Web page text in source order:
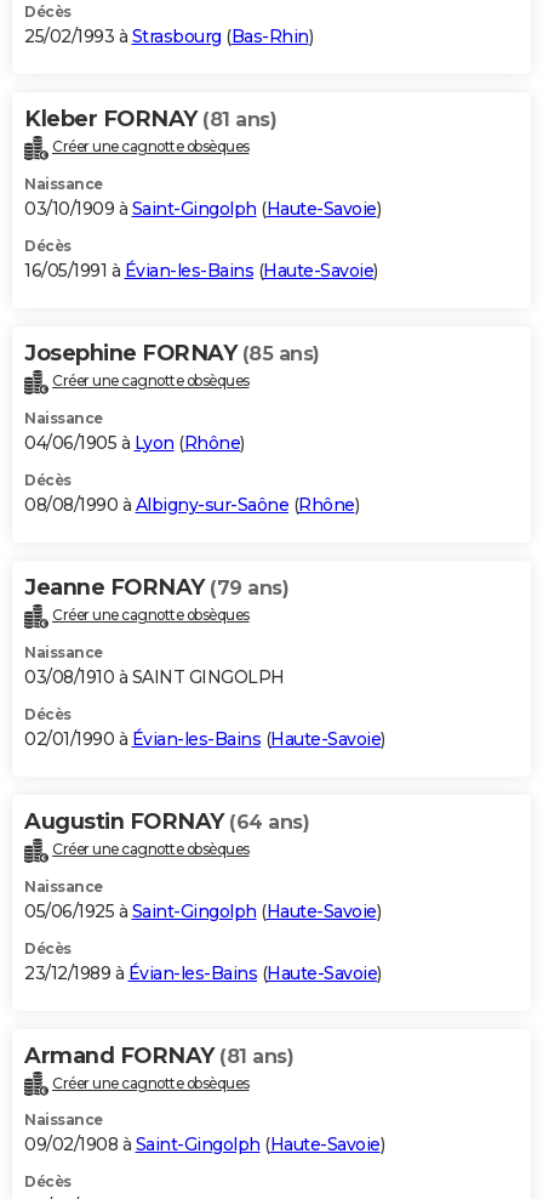
Décès
25/02/1993 à Strasbourg (Bas-Rhin)
Kleber FORNAY (81 ans)
Créer une cagnotte obsèques
Naissance
03/10/1909 à Saint-Gingolph (Haute-Savoie)
Décès
16/05/1991 à Évian-les-Bains (Haute-Savoie)
Josephine FORNAY (85 ans)
Créer une cagnotte obsèques
Naissance
04/06/1905 à Lyon (Rhône)
Décès
08/08/1990 à Albigny-sur-Saône (Rhône)
Jeanne FORNAY (79 ans)
Créer une cagnotte obsèques
Naissance
03/08/1910 à SAINT GINGOLPH
Décès
02/01/1990 à Évian-les-Bains (Haute-Savoie)
Augustin FORNAY (64 ans)
Créer une cagnotte obsèques
Naissance
05/06/1925 à Saint-Gingolph (Haute-Savoie)
Décès
23/12/1989 à Évian-les-Bains (Haute-Savoie)
Armand FORNAY (81 ans)
Créer une cagnotte obsèques
Naissance
09/02/1908 à Saint-Gingolph (Haute-Savoie)
Décès